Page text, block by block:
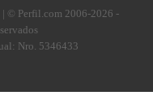
| © Perfil.com 2006-2026 -
Nro. 5346433